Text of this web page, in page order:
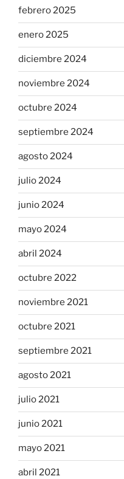
febrero 2025
enero 2025
diciembre 2024
noviembre 2024
octubre 2024
septiembre 2024
agosto 2024
julio 2024
junio 2024
mayo 2024
abril 2024
octubre 2022
noviembre 2021
octubre 2021
septiembre 2021
agosto 2021
julio 2021
junio 2021
mayo 2021
abril 2021